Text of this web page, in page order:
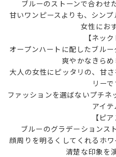
ブルーのストーンで合わせ
甘いワンピースよりも、シン
女性にお
【ネック
オープンハートに配したブル
爽やかなきらめ
大人の女性にピッタリの、甘
リーで
ファッションを選ばないプチ
アイテ
【ピア
ブルーのグラデーションス
顔周りを明るくしてくれるホ
清楚な印象を